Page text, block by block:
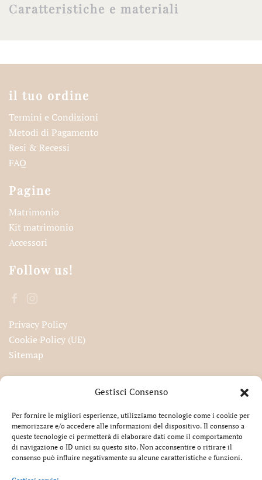
Gestisci Consenso
Per fornire le migliori esperienze, utilizziamo tecnologie come i cookie per
memorizzare e/o accedere alle informazioni del dispositivo. Il consenso a
queste tecnologie ci permetterà di elaborare dati come il comportamento
di navigazione o ID unici su questo sito. Non acconsentire o ritirare il
consenso può influire negativamente su alcune caratteristiche e funzioni.
Caratteristiche e materiali
il tuo ordine
Termini e Condizioni
Metodi di Pagamento
Resi & Recessi
FAQ
Pagine
Matrimonio
Kit matrimonio
Accessori
Follow us!
Privacy Policy
Cookie Policy (UE)
Sitemap
Accetto la privacy